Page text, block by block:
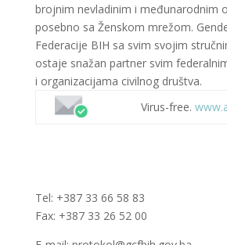
brojnim nevladinim i međunarodnim
posebno sa Ženskom mrežom.
Federacije BIH sa svim svojim
ostaje snažan partner svim
i organizacijama civilnog društva.
Virus-free.
Tel: +387 33 66 58 83
Fax: +387 33 26 52 00